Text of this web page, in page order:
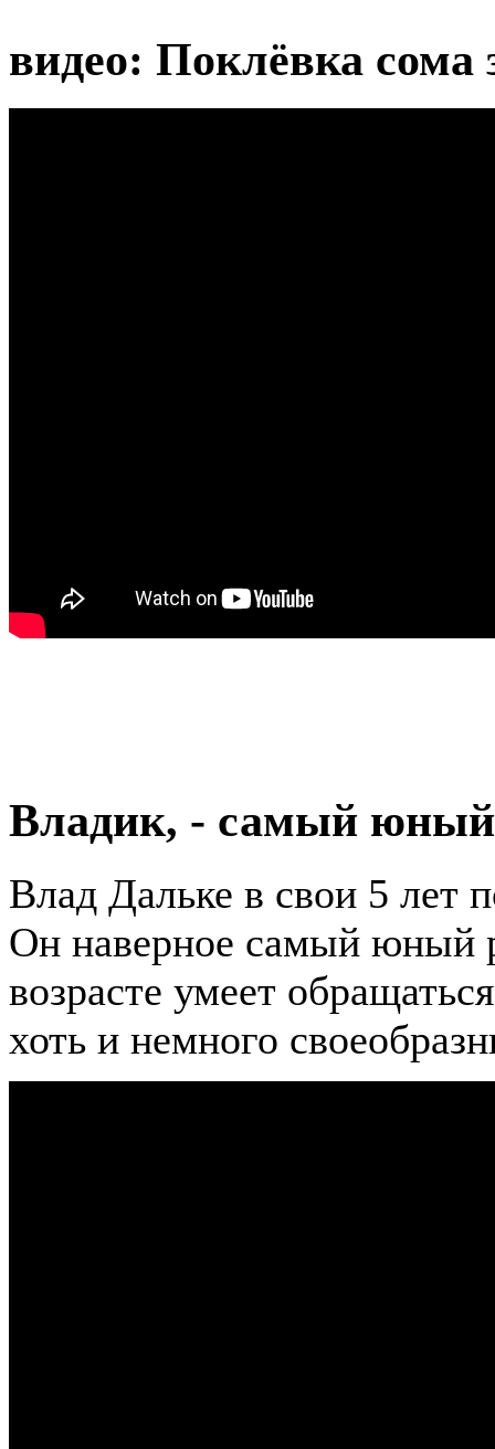
видео: Поклёвка сома
Владик, - самый
Влад Дальке в свои 5 лет
Он наверное самый юный
возрасте умеет
хоть и немного